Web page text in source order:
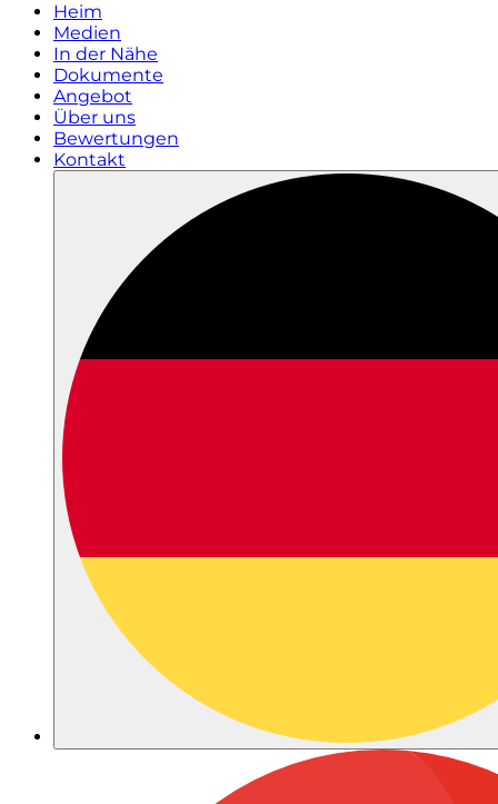
Heim
Medien
In der Nähe
Dokumente
Angebot
Über uns
Bewertungen
Kontakt